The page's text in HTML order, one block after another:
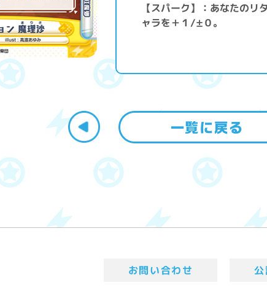
【スパーク】：あなたの
ャラを＋１/±０。
お問い合わせ